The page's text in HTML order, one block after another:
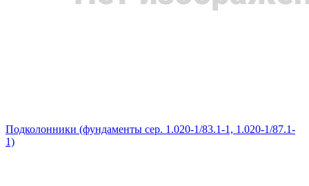
Подколонники (фундаменты сер. 1.020-1/83.1-1, 1.020-1/87.1-
1)